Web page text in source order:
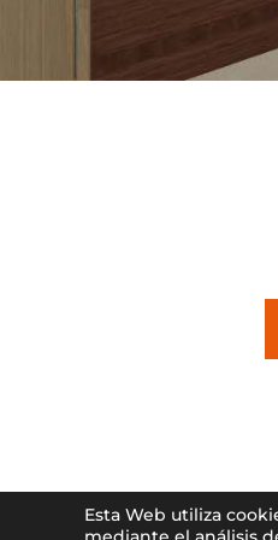
Esta Web utiliza